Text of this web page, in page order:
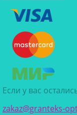
Если у вас
zakaz@granteks-